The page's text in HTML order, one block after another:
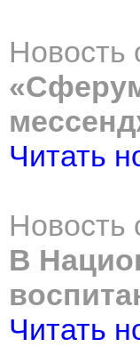
Новость
Читать
Новость
В
Читать